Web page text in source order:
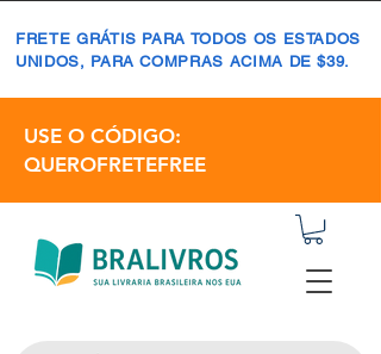
FRETE GRÁTIS PARA TODOS OS ESTADOS
UNIDOS, PARA COMPRAS ACIMA DE $39.
USE O CÓDIGO:
QUEROFRETEFREE